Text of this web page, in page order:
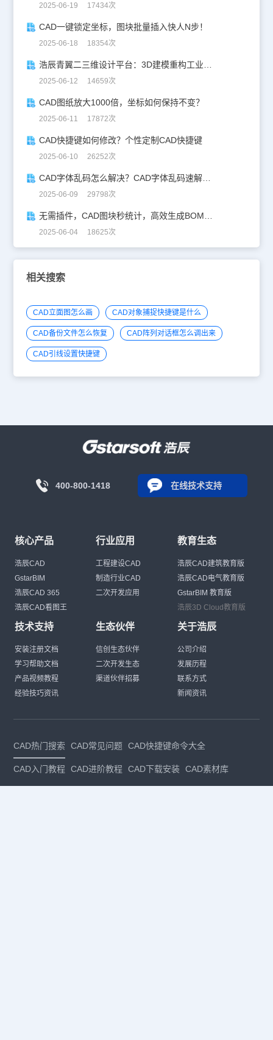
2025-06-19 17434次
CAD一键锁定坐标，图块批量插入快人N步！
2025-06-18 18354次
2025-06-12 14659次
CAD图纸放大1000倍，坐标如何保持不变？
2025-06-11 17872次
CAD快捷键如何修改？个性定制CAD快捷键
2025-06-10 26252次
CAD字体乱码怎么解决？CAD字体乱码速解指南
2025-06-09 29798次
2025-06-04 18625次
相关搜索
CAD立面图怎么画 CAD对象捕捉快捷键是什么
CAD备份文件怎么恢复 CAD阵列对话框怎么调出来
CAD引线设置快捷键
400-800-1418 在线技术支持
核心产品
浩辰CAD
GstarBIM
浩辰CAD 365
浩辰CAD看图王
行业应用
工程建设CAD
制造行业CAD
二次开发应用
教育生态
浩辰CAD建筑教育版
浩辰CAD电气教育版
GstarBIM 教育版
浩辰3D Cloud教育版
技术支持
安装注册文档
学习帮助文档
产品视频教程
经验技巧资讯
生态伙伴
信创生态伙伴
二次开发生态
渠道伙伴招募
关于浩辰
公司介绍
发展历程
联系方式
新闻资讯
CAD热门搜索 CAD常见问题 CAD快捷键命令大全
CAD入门教程 CAD进阶教程 CAD下载安装 CAD素材库